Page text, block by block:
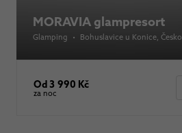
MORAVIA glampresort
Glamping • Bohuslavice u Konice , Česko
Od 3 990 Kč
za noc